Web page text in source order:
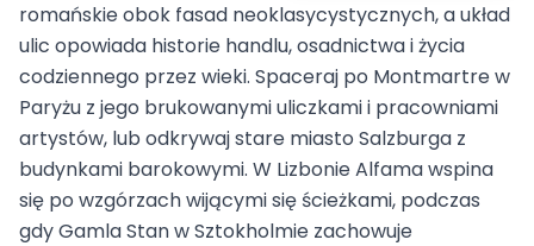
romańskie obok fasad neoklasycystycznych, a układ
ulic opowiada historie handlu, osadnictwa i życia
codziennego przez wieki. Spaceraj po Montmartre w
Paryżu z jego brukowanymi uliczkami i pracowniami
artystów, lub odkrywaj stare miasto Salzburga z
budynkami barokowymi. W Lizbonie Alfama wspina
się po wzgórzach wijącymi się ścieżkami, podczas
gdy Gamla Stan w Sztokholmie zachowuje